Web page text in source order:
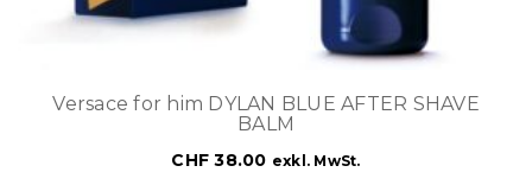
Versace for him DYLAN BLUE AFTER SHAVE
BALM
CHF 38.00 exkl. MwSt.